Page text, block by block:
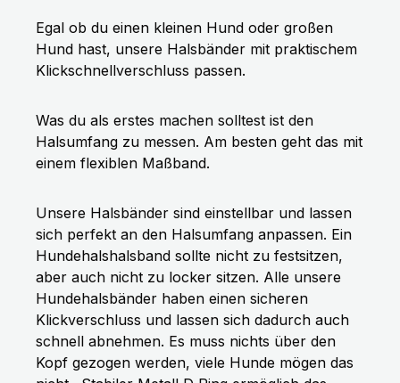
Egal ob du einen kleinen Hund oder großen
Hund hast, unsere Halsbänder mit praktischem
Klickschnellverschluss passen.
Was du als erstes machen solltest ist den
Halsumfang zu messen. Am besten geht das mit
einem flexiblen Maßband.
Unsere Halsbänder sind einstellbar und lassen
sich perfekt an den Halsumfang anpassen. Ein
Hundehalshalsband sollte nicht zu festsitzen,
aber auch nicht zu locker sitzen. Alle unsere
Hundehalsbänder haben einen sicheren
Klickverschluss und lassen sich dadurch auch
schnell abnehmen. Es muss nichts über den
Kopf gezogen werden, viele Hunde mögen das